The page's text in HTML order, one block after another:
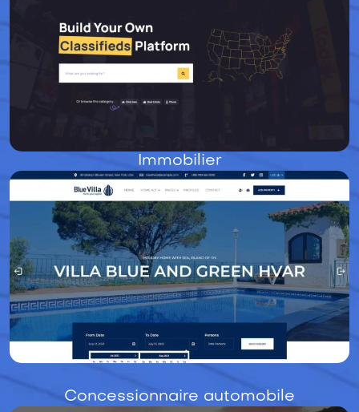
Immobilier
Concessionnaire automobile